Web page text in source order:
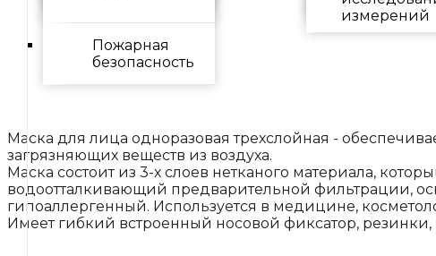
Пожарная
безопасность
измерений
Маска для лица одноразовая трехслойная -
загрязняющих веществ из воздуха.
Маска состоит из 3-х слоев нетканого материала,
водоотталкивающий предварительной фильтрации,
гипоаллергенный. Используется в медицине,
Имеет гибкий встроенный носовой фиксатор,